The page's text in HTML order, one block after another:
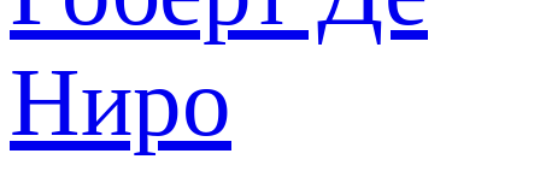
Ниро